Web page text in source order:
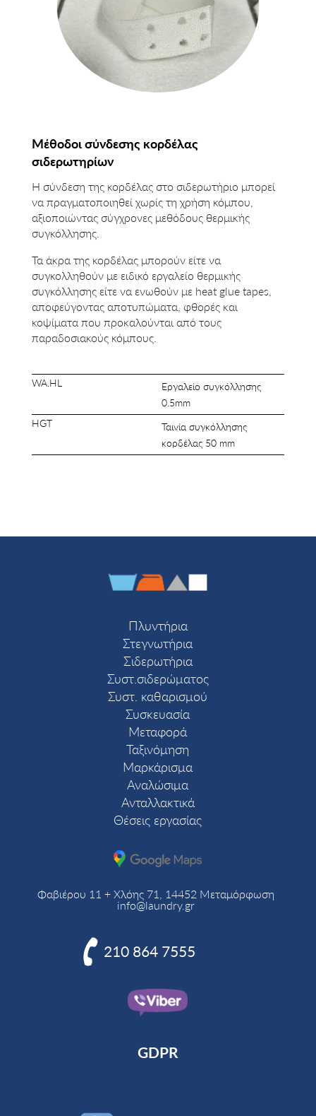
Μέθοδοι σύνδεσης κορδέλας
σιδερωτηρίων
Η σύνδεση της κορδέλας στο σιδερωτήριο μπορεί
να πραγματοποιηθεί χωρίς τη χρήση κόμπου,
αξιοποιώντας σύγχρονες μεθόδους θερμικής
συγκόλλησης.
Τα άκρα της κορδέλας μπορούν είτε να
συγκολληθούν με ειδικό εργαλείο θερμικής
συγκόλλησης είτε να ενωθούν με heat glue tapes,
αποφεύγοντας αποτυπώματα, φθορές και
κοψίματα που προκαλούνται από τους
παραδοσιακούς κόμπους.
WA.HL
HGT
Εργαλείο συγκόλλησης
0.5mm
Ταινία συγκόλλησης
κορδέλας 50 mm
Πλυντήρια
Στεγνωτήρια
Σιδερωτήρια
Συστ.σιδερώματος
Συστ. καθαρισμού
Συσκευασία
Μεταφορά
Ταξινόμηση
Μαρκάρισμα
Αναλώσιμα
Ανταλλακτικά
Θέσεις εργασίας
Φαβιέρου 11 + Χλόης 71, 14452 Μεταμόρφωση
info@laundry.gr
210 864 7555
GDPR